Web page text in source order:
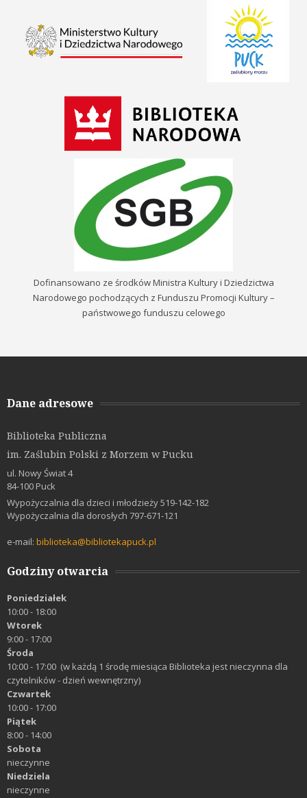
Dofinansowano ze środków Ministra Kultury i Dziedzictwa
Narodowego pochodzących z Funduszu Promocji Kultury –
państwowego funduszu celowego
Dane adresowe
Biblioteka Publiczna
im. Zaślubin Polski z Morzem w Pucku
ul. Nowy Świat 4
84-100 Puck
Wypożyczalnia dla dzieci i młodzieży 519-142-182
Wypożyczalnia dla dorosłych 797-671-121
e-mail: biblioteka@bibliotekapuck.pl
Godziny otwarcia
Poniedziałek
10:00 - 18:00
Wtorek
9:00 - 17:00
Środa
10:00 - 17:00 (w każdą 1 środę miesiąca Biblioteka jest nieczynna dla
czytelników - dzień wewnętrzny)
Czwartek
10:00 - 17:00
Piątek
8:00 - 14:00
Sobota
nieczynne
Niedziela
nieczynne